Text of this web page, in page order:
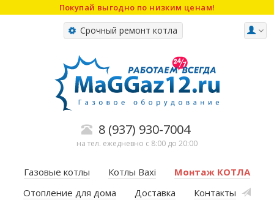
Покупай выгодно по низким ценам!
Срочный ремонт котла
8 (937) 930-7004
на тел. ежедневно с 8:00 до 20:00
Газовые котлы Котлы Baxi
Монтаж КОТЛА
Отопление для дома
Доставка Контакты